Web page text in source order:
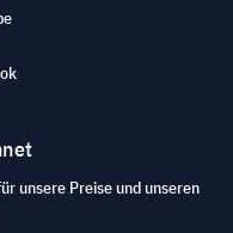
unsere Preise und unseren